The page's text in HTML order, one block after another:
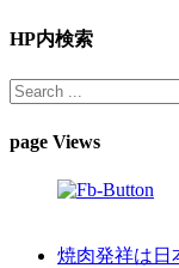
HP内検索
page Views
焼肉発祥は日